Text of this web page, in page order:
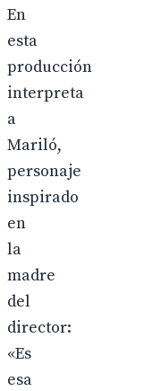
En
esta
producción
interpreta
a
Mariló,
personaje
inspirado
en
la
madre
del
director:
«Es
esa